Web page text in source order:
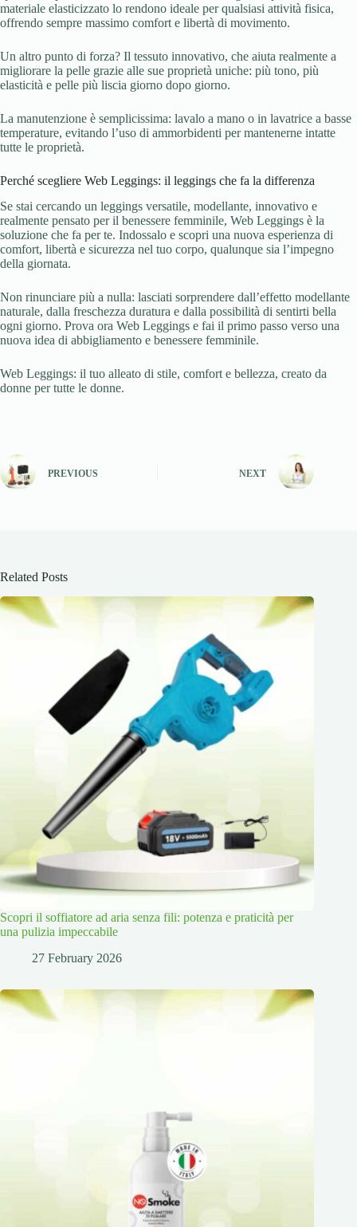
materiale elasticizzato lo rendono ideale per qualsiasi attività fisica,
offrendo sempre massimo comfort e libertà di movimento.
Un altro punto di forza? Il tessuto innovativo, che aiuta realmente a
migliorare la pelle grazie alle sue proprietà uniche: più tono, più
elasticità e pelle più liscia giorno dopo giorno.
La manutenzione è semplicissima: lavalo a mano o in lavatrice a basse
temperature, evitando l’uso di ammorbidenti per mantenerne intatte
tutte le proprietà.
Perché scegliere Web Leggings: il leggings che fa la differenza
Se stai cercando un leggings versatile, modellante, innovativo e
realmente pensato per il benessere femminile, Web Leggings è la
soluzione che fa per te. Indossalo e scopri una nuova esperienza di
comfort, libertà e sicurezza nel tuo corpo, qualunque sia l’impegno
della giornata.
Non rinunciare più a nulla: lasciati sorprendere dall’effetto modellante
naturale, dalla freschezza duratura e dalla possibilità di sentirti bella
ogni giorno. Prova ora Web Leggings e fai il primo passo verso una
nuova idea di abbigliamento e benessere femminile.
Web Leggings: il tuo alleato di stile, comfort e bellezza, creato da
donne per tutte le donne.
PREVIOUS NEXT
Related Posts
Scopri il soffiatore ad aria senza fili: potenza e praticità per
una pulizia impeccabile
27 February 2026